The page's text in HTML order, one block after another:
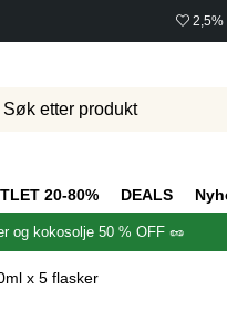
2,5%
20-80% DEALS
og kokosolje 50 % OFF 🥜
x 5 flasker